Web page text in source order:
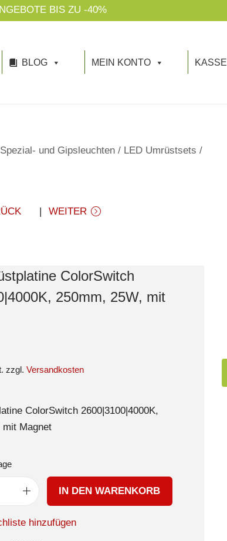
BIS ZU -40%
BLOG MEIN KONTO KASSE
Spezial- und Gipsleuchten / LED Umrüstsets /
WEITER
ColorSwitch
250mm, 25W, mit
zzgl. Versandkosten
ColorSwitch 2600|3100|4000K,
mit Magnet
IN DEN WARENKORB
hinzufügen